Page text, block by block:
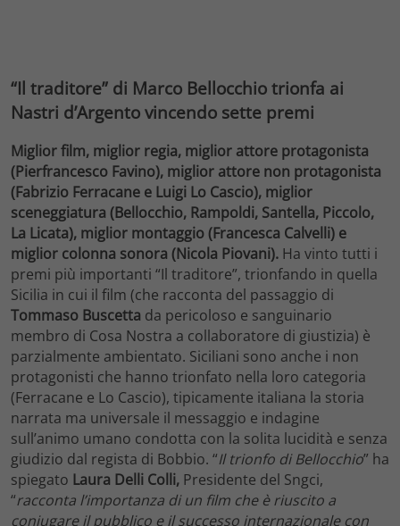
“Il traditore” di Marco Bellocchio trionfa ai
Nastri d’Argento vincendo sette premi
Miglior film, miglior regia, miglior attore protagonista
(Pierfrancesco Favino), miglior attore non protagonista
(Fabrizio Ferracane e Luigi Lo Cascio), miglior
sceneggiatura (Bellocchio, Rampoldi, Santella, Piccolo,
La Licata), miglior montaggio (Francesca Calvelli) e
miglior colonna sonora (Nicola Piovani). Ha vinto tutti i
premi più importanti “Il traditore”, trionfando in quella
Sicilia in cui il film (che racconta del passaggio di
Tommaso Buscetta da pericoloso e sanguinario
membro di Cosa Nostra a collaboratore di giustizia) è
parzialmente ambientato. Siciliani sono anche i non
protagonisti che hanno trionfato nella loro categoria
(Ferracane e Lo Cascio), tipicamente italiana la storia
narrata ma universale il messaggio e indagine
sull’animo umano condotta con la solita lucidità e senza
giudizio dal regista di Bobbio. “Il trionfo di Bellocchio” ha
spiegato Laura Delli Colli, Presidente del Sngci,
“racconta l’importanza di un film che è riuscito a
coniugare il pubblico e il successo internazionale con